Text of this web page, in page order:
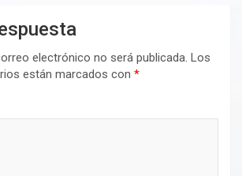
electrónico no será publicada. Los
están marcados con *